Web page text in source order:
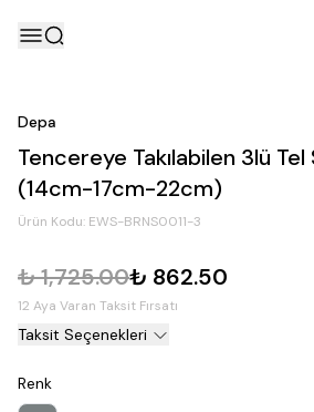
Depa
Tencereye Takılabilen 3lü
(14cm-17cm-22cm)
Ürün Kodu: EWS-BRNS0011-3
₺ 1,725.00₺ 862.50
12 Aya Varan Taksit Fırsatı
Taksit Seçenekleri
Renk